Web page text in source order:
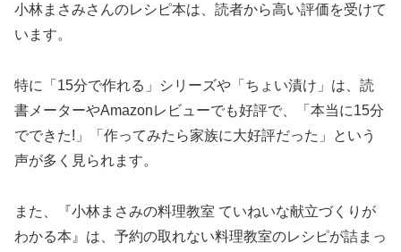
小林まさみさんのレシピ本は、読者から高い評価を受けて
います。
特に「15分で作れる」シリーズや「ちょい漬け」は、読
書メーターやAmazonレビューでも好評で、「本当に15分
でできた!」「作ってみたら家族に大好評だった」という
声が多く見られます。
また、『小林まさみの料理教室 ていねいな献立づくりが
わかる本』は、予約の取れない料理教室のレシピが詰まっ